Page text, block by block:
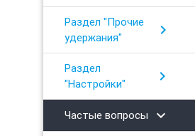
Раздел "Прочие
удержания"
chevron_right
Раздел
"Настройки"
chevron_right
Частые вопросы chevron_right